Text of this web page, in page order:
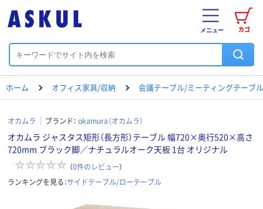
カゴ
メニュー
ホーム オフィス家具/収納 会議テーブル/ミーティングテーブル
オカムラ ブランド： okamura（オカムラ）
オカムラ ジャスタス矩形（長方形）テーブル 幅720×奥行520×高さ
720mm ブラック脚／ナチュラルオーク天板 1台 オリジナル
（0件のレビュー）
ランキングを見る：サイドテーブル/ローテーブル